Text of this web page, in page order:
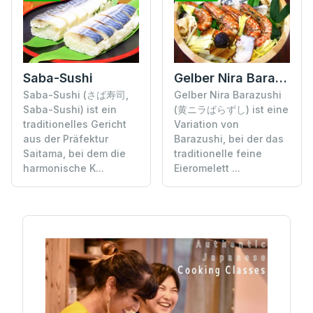
Saba-Sushi
Saba-Sushi (さば寿司,
Saba-Sushi) ist ein
traditionelles Gericht
aus der Präfektur
Saitama, bei dem die
harmonische K...
Gelber Nira Barazushi
Gelber Nira Barazushi
(黄ニラばらずし) ist eine
Variation von
Barazushi, bei der das
traditionelle feine
Eieromelett ...